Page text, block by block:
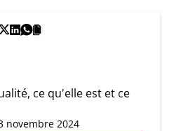
ce qu'elle est et ce
novembre 2024